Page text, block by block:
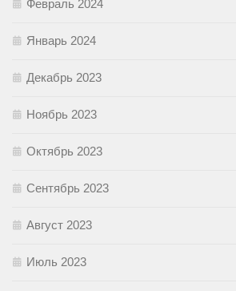
Февраль 2024
Январь 2024
Декабрь 2023
Ноябрь 2023
Октябрь 2023
Сентябрь 2023
Август 2023
Июль 2023